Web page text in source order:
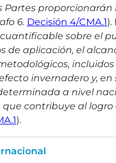
Partes
6. Decisión 4/CMA.1).
sobre el
de aplicación, el
invernadero y,
a nivel
contribuye al
).